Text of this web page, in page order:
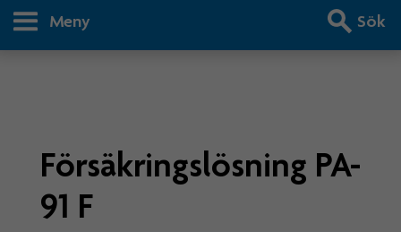
Meny Sök
Försäkringslösning PA-
91 F